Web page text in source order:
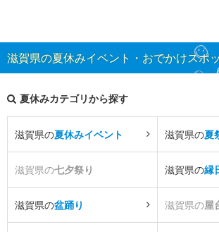
滋賀県の夏休みイベント・おでかけスポ
夏休みカテゴリから探す
滋賀県の夏休みイベント 滋賀県の夏
滋賀県の七夕祭り 滋賀県の縁
滋賀県の盆踊り 滋賀県の屋